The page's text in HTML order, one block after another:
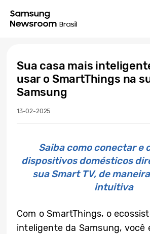
Sua casa mais
usar o SmartThings na
Samsung
13-02-2025
Saiba como conectar e
dispositivos domésticos
sua Smart TV, de
intuitiva
Com o SmartThings, o
inteligente da Samsung, você